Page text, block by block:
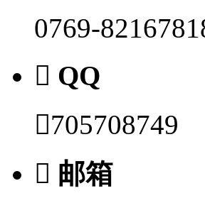
0769-
 QQ
705708749
 邮箱